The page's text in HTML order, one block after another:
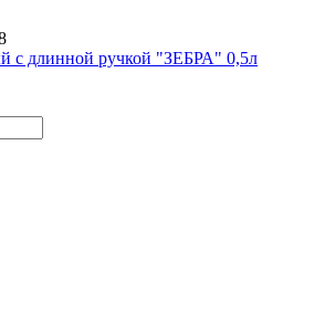
с длинной ручкой "ЗЕБРА" 0,5л